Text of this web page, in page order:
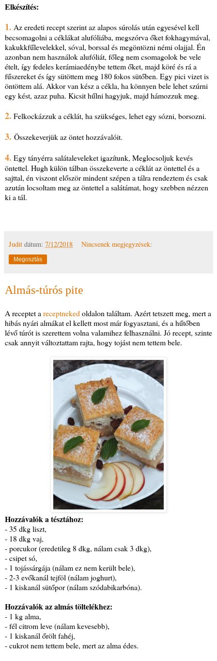
Elkészítés:
1. Az eredeti recept szerint az alapos súrolás után egyesével kell
becsomagolni a céklákat alufóliába, megszórva őket fokhagymával,
kakukkfűlevelekkel, sóval, borssal és megöntözni némi olajjal. Én
azonban nem használok alufóliát, főleg nem csomagolok be vele
ételt, így fedeles kerámiaedénybe tettem őket, majd köré és rá a
fűszereket és így sütöttem meg 180 fokos sütőben. Egy pici vizet is
öntöttem alá. Akkor van kész a cékla, ha könnyen bele lehet szúrni
egy kést, azaz puha. Kicsit hűlni hagyjuk, majd hámozzuk meg.
2. Felkockázzuk a céklát, ha szükséges, lehet egy sózni, borsozni.
3. Összekeverjük az öntet hozzávalóit.
4. Egy tányérra salátaleveleket igazítunk, Meglocsoljuk kevés
öntettel. Hugh külön tálban összekeverte a céklát az öntettel és a
sajttal, én viszont először mindent szépen a tálra rendeztem és csak
azután locsoltam meg az öntettel a salátámat, hogy szebben nézzen
ki a tál.
Judit dátum: 7/12/2018 Nincsenek megjegyzések:
Megosztás
Almás-túrós pite
A receptet a receptneked oldalon találtam. Azért tetszett meg, mert a
hibás nyári almákat el kellett most már fogyasztani, és a hűtőben
lévő túrót is szerettem volna valamihez felhasználni. Jó recept, szinte
csak annyit változtattam rajta, hogy tojást nem tettem bele.
Hozzávalók a tésztához:
- 35 dkg liszt,
- 18 dkg vaj,
- porcukor (eredetileg 8 dkg, nálam csak 3 dkg),
- csipet só,
- 1 tojássárgája (nálam ez nem került bele),
- 2-3 evőkanál tejföl (nálam joghurt),
- 1 kiskanál sütőpor (nálam szódabikarbóna).
Hozzávalók az almás töltelékhez:
- 1 kg alma,
- fél citrom leve (nálam kevesebb),
- 1 kiskanál őrölt fahéj,
- cukrot nem tettem bele, mert az alma édes.